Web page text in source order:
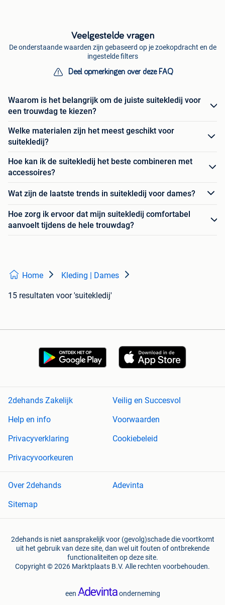
Veelgestelde vragen
De onderstaande waarden zijn gebaseerd op je zoekopdracht en de
ingestelde filters
Deel opmerkingen over deze FAQ
Waarom is het belangrijk om de juiste suitekledij voor
een trouwdag te kiezen?
Welke materialen zijn het meest geschikt voor
suitekledij?
Hoe kan ik de suitekledij het beste combineren met
accessoires?
Wat zijn de laatste trends in suitekledij voor dames?
Hoe zorg ik ervoor dat mijn suitekledij comfortabel
aanvoelt tijdens de hele trouwdag?
Home Kleding | Dames
15 resultaten voor 'suitekledij'
2dehands Zakelijk
Veilig en Succesvol
Help en info
Voorwaarden
Privacyverklaring
Cookiebeleid
Privacyvoorkeuren
Over 2dehands
Adevinta
Sitemap
2dehands is niet aansprakelijk voor (gevolg)schade die voortkomt
uit het gebruik van deze site, dan wel uit fouten of ontbrekende
functionaliteiten op deze site.
Copyright © 2026 Marktplaats B.V. Alle rechten voorbehouden.
een onderneming